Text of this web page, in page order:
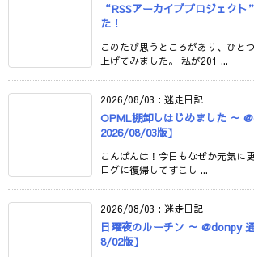
“RSSアーカイブプロジェク
た！
このたび思うところがあり、ひと
上げてみました。 私が201 ...
2026/08/03 : 迷走日記
OPML棚卸しはじめました ～
2026/08/03版】
こんばんは！今日もなぜか元気に
ログに復帰してすこし ...
2026/08/03 : 迷走日記
日曜夜のルーチン ～ @donpy
8/02版】